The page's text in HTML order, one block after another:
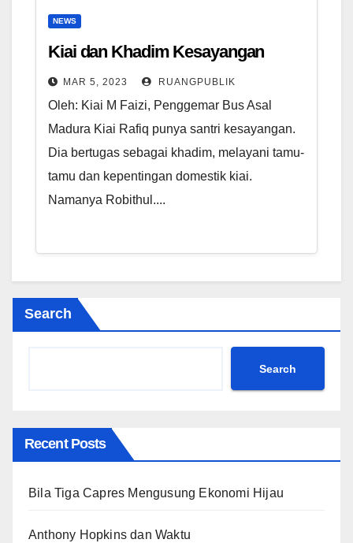
NEWS
Kiai dan Khadim Kesayangan
MAR 5, 2023 RUANGPUBLIK
Oleh: Kiai M Faizi, Penggemar Bus Asal
Madura Kiai Rafiq punya santri kesayangan.
Dia bertugas sebagai khadim, melayani tamu-
tamu dan kepentingan domestik kiai.
Namanya Robithul....
Search
Search
Recent Posts
Bila Tiga Capres Mengusung Ekonomi Hijau
Anthony Hopkins dan Waktu